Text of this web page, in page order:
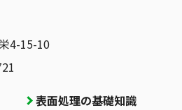
4-15-10
表面処理の基礎知識